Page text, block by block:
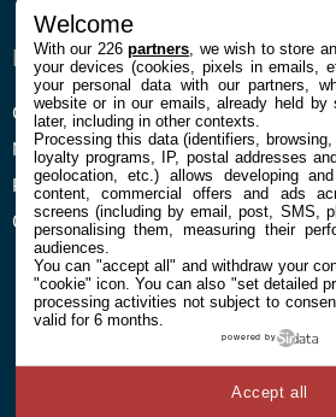
ENTREPRISE
Confidentialité et Cookies
Mentions légales et CGU
Préférences Cookies
Qui sommes nous
À
Contact
Welcome
With our 226partners , we wish to store
your devices (cookies, pixels in emails,
your personal data with our partners,
website or in our emails, already held by
later, including in other contexts.
Processing this data (identifiers, browsing,
loyalty programs, IP, postal addresses
geolocation, etc.) allows developing
content, commercial offers and ads
screens (including by email, post, SMS,
personalising them, measuring their
audiences.
You can "accept all" and withdraw your
"cookie" icon. You can also "set detailed
processing activities not subject to
valid for 6 months.
powered by
Accept all